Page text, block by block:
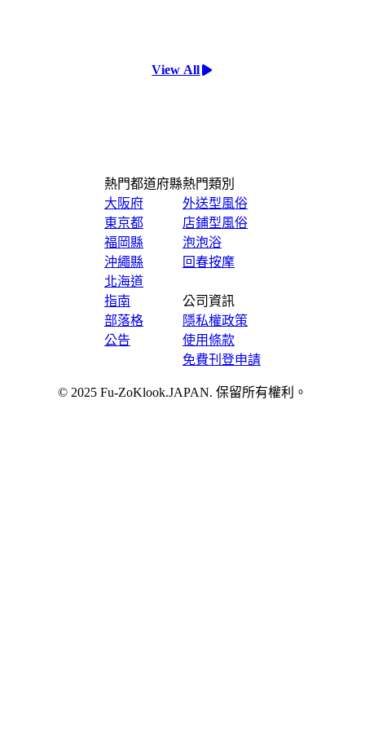
View All
熱門都道府縣
大阪府
東京都
福岡縣
沖繩縣
北海道
熱門類別
外送型風俗
店鋪型風俗
泡泡浴
回春按摩
指南
部落格
公告
公司資訊
隱私權政策
使用條款
免費刊登申請
© 2025 Fu-ZoKlook.JAPAN. 保留所有權利。